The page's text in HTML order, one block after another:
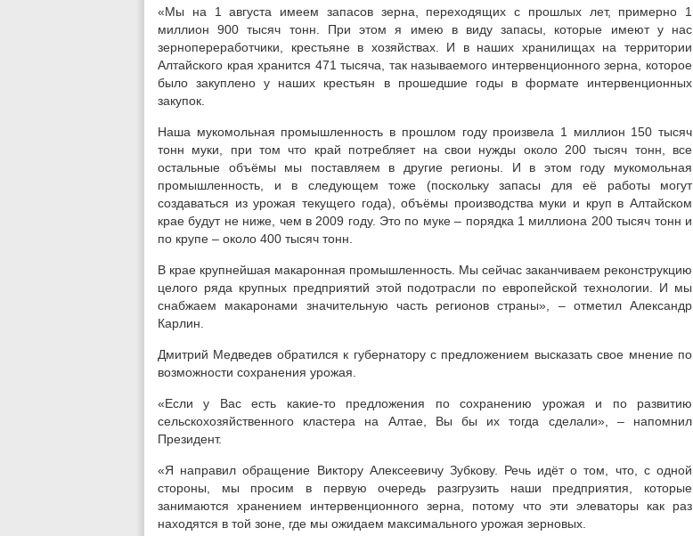
«Мы на 1 августа имеем запасов зерна, переходящих с прошлых лет, примерно 1
миллион 900 тысяч тонн. При этом я имею в виду запасы, которые имеют у нас
зернопереработчики, крестьяне в хозяйствах. И в наших хранилищах на территории
Алтайского края хранится 471 тысяча, так называемого интервенционного зерна, которое
было закуплено у наших крестьян в прошедшие годы в формате интервенционных
закупок.
Наша мукомольная промышленность в прошлом году произвела 1 миллион 150 тысяч
тонн муки, при том что край потребляет на свои нужды около 200 тысяч тонн, все
остальные объёмы мы поставляем в другие регионы. И в этом году мукомольная
промышленность, и в следующем тоже (поскольку запасы для её работы могут
создаваться из урожая текущего года), объёмы производства муки и круп в Алтайском
крае будут не ниже, чем в 2009 году. Это по муке – порядка 1 миллиона 200 тысяч тонн и
по крупе – около 400 тысяч тонн.
В крае крупнейшая макаронная промышленность. Мы сейчас заканчиваем реконструкцию
целого ряда крупных предприятий этой подотрасли по европейской технологии. И мы
снабжаем макаронами значительную часть регионов страны», – отметил Александр
Карлин.
Дмитрий Медведев обратился к губернатору с предложением высказать свое мнение по
возможности сохранения урожая.
«Если у Вас есть какие-то предложения по сохранению урожая и по развитию
сельскохозяйственного кластера на Алтае, Вы бы их тогда сделали», – напомнил
Президент.
«Я направил обращение Виктору Алексеевичу Зубкову. Речь идёт о том, что, с одной
стороны, мы просим в первую очередь разгрузить наши предприятия, которые
занимаются хранением интервенционного зерна, потому что эти элеваторы как раз
находятся в той зоне, где мы ожидаем максимального урожая зерновых.